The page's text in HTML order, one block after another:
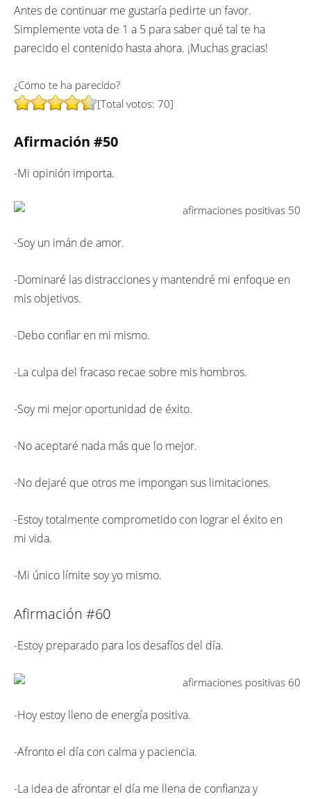
Antes de continuar me gustaría pedirte un favor.
Simplemente vota de 1 a 5 para saber qué tal te ha
parecido el contenido hasta ahora. ¡Muchas gracias!
¿Cómo te ha parecido?
[Total votos: 70]
Afirmación #50
-Mi opinión importa.
-Soy un imán de amor.
-Dominaré las distracciones y mantendré mi enfoque en
mis objetivos.
-Debo confiar en mi mismo.
-La culpa del fracaso recae sobre mis hombros.
-Soy mi mejor oportunidad de éxito.
-No aceptaré nada más que lo mejor.
-No dejaré que otros me impongan sus limitaciones.
-Estoy totalmente comprometido con lograr el éxito en
mi vida.
-Mi único límite soy yo mismo.
Afirmación #60
-Estoy preparado para los desafíos del día.
-Hoy estoy lleno de energía positiva.
-Afronto el día con calma y paciencia.
-La idea de afrontar el día me llena de confianza y